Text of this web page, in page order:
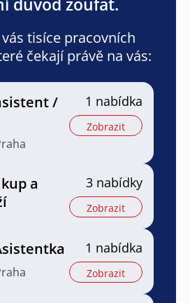
tisíce pracovních
čekají právě na vás:
/
1 nabídka
Zobrazit
a
3 nabídky
Zobrazit
1 nabídka
Zobrazit